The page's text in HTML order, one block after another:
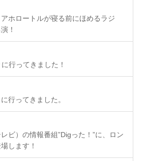
子ダブルス水OVER50クラス
アホロートルが寝る前にほめるラジ
！
行ってきました！
行ってきました。
ビ）の情報番組”Digった！”に、ロン
します！